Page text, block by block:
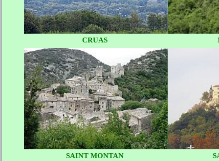
CRUAS
SAINT MONTAN